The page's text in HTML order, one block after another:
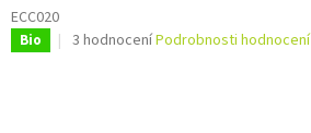
ECC020
Bio
Průměrné
3 hodnoceníPodrobnosti hodnocení